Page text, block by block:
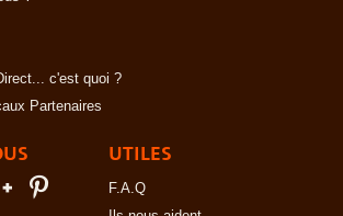
c'est quoi ?
Partenaires
UTILES
F.A.Q